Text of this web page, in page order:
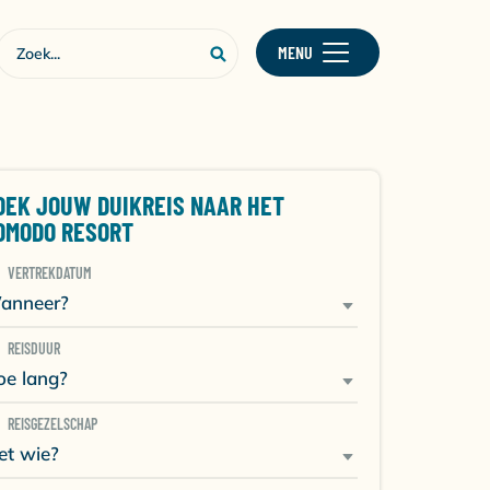
MENU
JOUW DUIKREIS NAAR HET
RESORT
VERTREKDATUM
REISDUUR
lang?
REISGEZELSCHAP
wie?